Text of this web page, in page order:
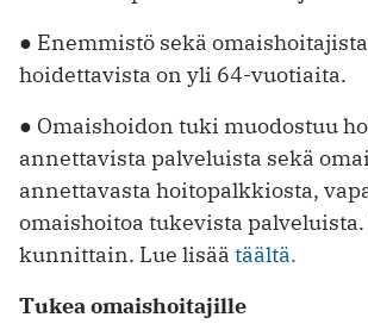
● Enemmistö sekä
hoidettavista on yli 64-vuotiaita.
● Omaishoidon tuki muodostuu
annettavista palveluista sekä
annettavasta hoitopalkkiosta,
omaishoitoa tukevista
kunnittain. Lue lisää täältä.
Tukea omaishoitajille